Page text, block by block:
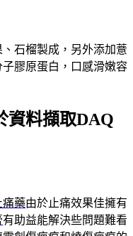
石榴製成，另外添加薏
膠原蛋白，口感滑嫩容
資料擷取DAQ
痛藥由於止痛效果佳擁有
有助益能解決些問題難看